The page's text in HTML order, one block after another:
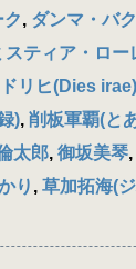
, ダンマ・バク
スティア・ロ
リヒ(Dies irae)
), 削板軍覇(と
太郎, 御坂美琴,
り , 草加拓海(